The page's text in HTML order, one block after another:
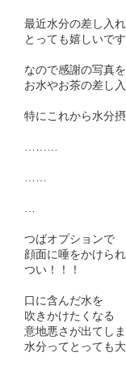
最近水分の差し入
とっても嬉しいです
なので感謝の写真
お水やお茶の差し
特にこれから水分
つばオプションで
顔面に唾をかけら
つい！！！
口に含んだ水を
吹きかけたくなる
意地悪さが出てし
水分ってとっても